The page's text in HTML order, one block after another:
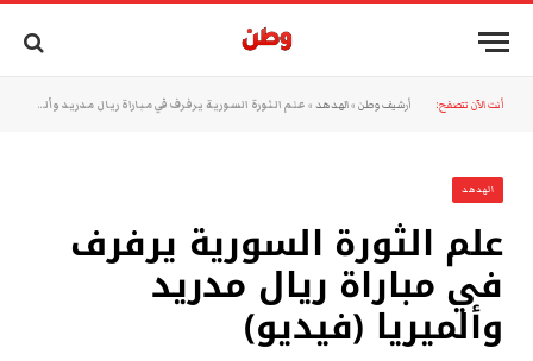
أنت الآن تتصفح: أرشيف وطن »الهدهد » علم الثورة السورية يرفرف في مباراة ريال مدريد وألميريا (فيديو)
الهدهد
علم الثورة السورية يرفرف
في مباراة ريال مدريد
وألميريا (فيديو)